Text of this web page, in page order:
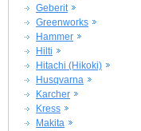
Geberit
Greenworks
Hammer
Hilti
Hitachi (Hikoki)
Husqvarna
Karcher
Kress
Makita